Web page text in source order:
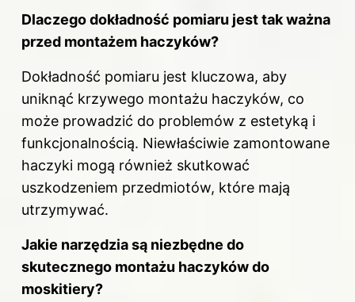
Dlaczego dokładność pomiaru jest tak ważna
przed montażem haczyków?
Dokładność pomiaru jest kluczowa, aby
uniknąć krzywego montażu haczyków, co
może prowadzić do problemów z estetyką i
funkcjonalnością. Niewłaściwie zamontowane
haczyki mogą również skutkować
uszkodzeniem przedmiotów, które mają
utrzymywać.
Jakie narzędzia są niezbędne do
skutecznego montażu haczyków do
moskitiery?